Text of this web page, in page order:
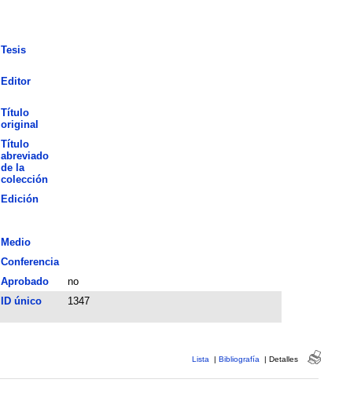
Tesis
Editor
Título
original
Título
abreviado
de la
colección
Edición
Medio
Conferencia
Aprobado
no
ID único 1347
Lista | Bibliografía | Detalles